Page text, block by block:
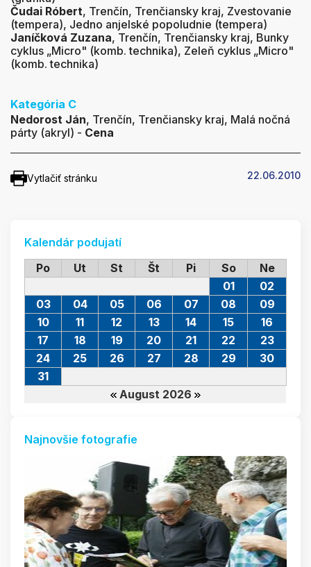
Čudai Róbert, Trenčín, Trenčiansky kraj, Zvestovanie
(tempera), Jedno anjelské popoludnie (tempera)
Janíčková Zuzana, Trenčín, Trenčiansky kraj, Bunky
cyklus „Micro" (komb. technika), Zeleň cyklus „Micro"
(komb. technika)
Kategória C
Nedorost Ján, Trenčín, Trenčiansky kraj, Malá nočná
párty (akryl) - Cena
Vytlačiť stránku 22.06.2010
Kalendár podujatí
Po
Ut St Št Pi So Ne
August 2026
01
02
03
04 05 06 07 08
09
10
11 12 13 14 15
16
17
18 19 20 21 22
23
24
25 26 27 28 29
30
31
Najnovšie fotografie